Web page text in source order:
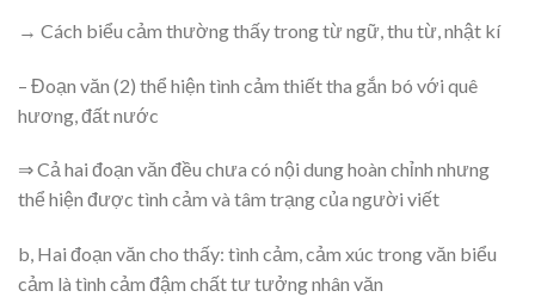
→ Cách biểu cảm thường thấy trong từ ngữ, thu từ, nhật kí
– Đoạn văn (2) thể hiện tình cảm thiết tha gắn bó với quê
hương, đất nước
⇒ Cả hai đoạn văn đều chưa có nội dung hoàn chỉnh nhưng
thể hiện được tình cảm và tâm trạng của người viết
b, Hai đoạn văn cho thấy: tình cảm, cảm xúc trong văn biểu
cảm là tình cảm đậm chất tư tưởng nhân văn